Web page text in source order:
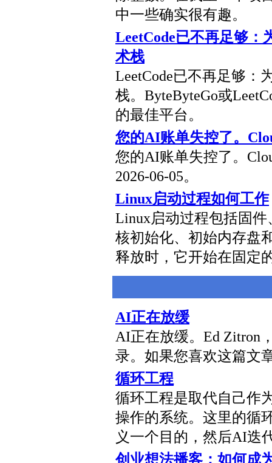
中一些确实很有趣。
LeetCode已不再足够：
术栈
LeetCode已不再足够：
栈。ByteByteGo或
的最佳平台。
您的AI账单失控了。
您的AI账单失控了。
2026-06-05。
Linux启动过程如何工作
Linux启动过程包括固
核初始化、初始内存盘
释放时，它开始在固定
AI正在放缓
AI正在放缓。Ed Zitron
录。如果您喜欢这篇文
循环工程
循环工程是取代自己作
操作的系统。这里的循
义一个目的，然后AI迭
创业想法播客：如何成